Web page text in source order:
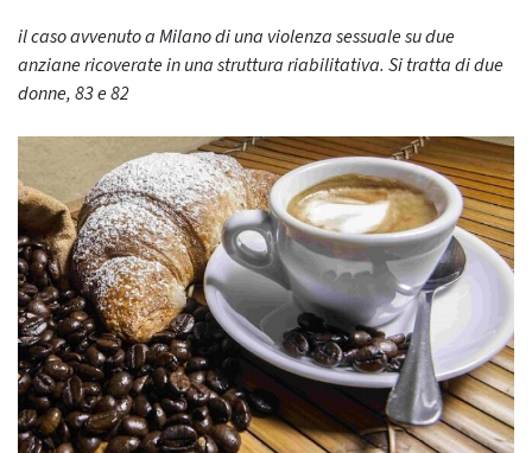
il caso avvenuto a Milano di una violenza sessuale su due
anziane ricoverate in una struttura riabilitativa. Si tratta di due
donne, 83 e 82